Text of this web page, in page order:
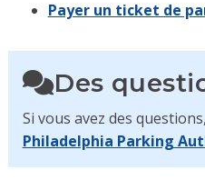
Payer un ticket de
Des
Si vous avez des
Philadelphia Parking